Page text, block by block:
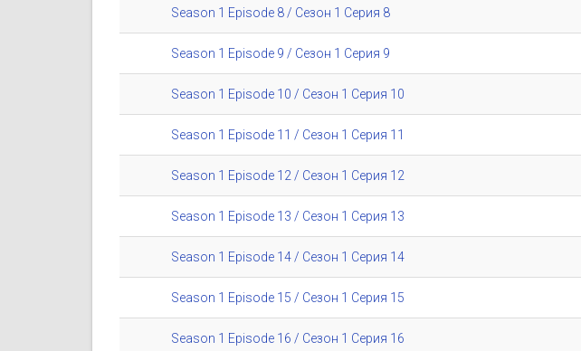
Season 1 Episode 8 / Сезон 1 Серия 8
Season 1 Episode 9 / Сезон 1 Серия 9
Season 1 Episode 10 / Сезон 1 Серия 10
Season 1 Episode 11 / Сезон 1 Серия 11
Season 1 Episode 12 / Сезон 1 Серия 12
Season 1 Episode 13 / Сезон 1 Серия 13
Season 1 Episode 14 / Сезон 1 Серия 14
Season 1 Episode 15 / Сезон 1 Серия 15
Season 1 Episode 16 / Сезон 1 Серия 16